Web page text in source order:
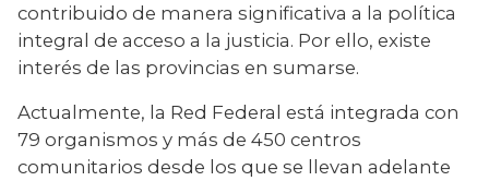
contribuido de manera significativa a la política
integral de acceso a la justicia. Por ello, existe
interés de las provincias en sumarse.
Actualmente, la Red Federal está integrada con
79 organismos y más de 450 centros
comunitarios desde los que se llevan adelante